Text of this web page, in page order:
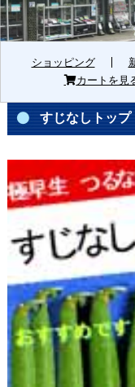
ショッピング
カートを見
すじなしトッ